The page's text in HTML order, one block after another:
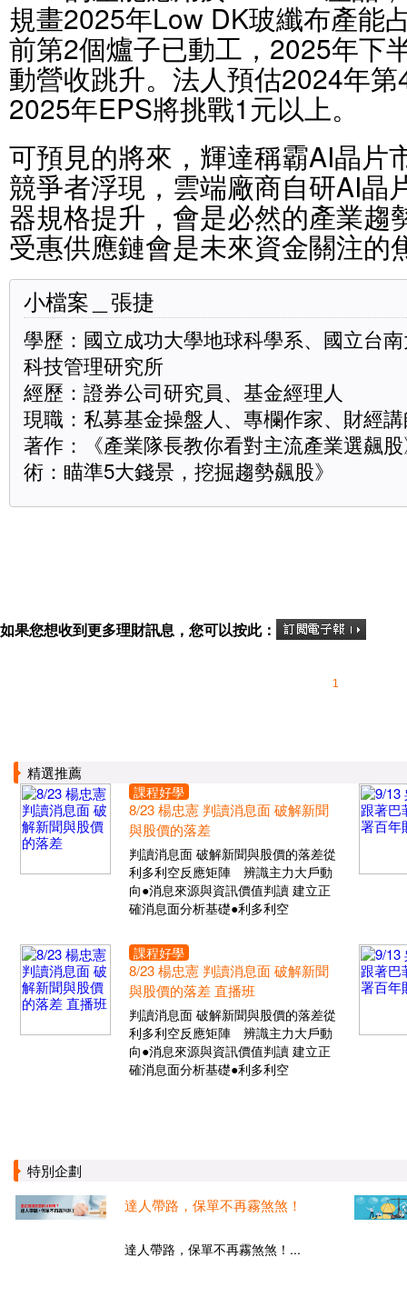
規畫2025年Low DK玻纖布產能
前第2個爐子已動工，2025年下
動營收跳升。法人預估2024年
2025年EPS將挑戰1元以上。
可預見的將來，輝達稱霸AI晶片
競爭者浮現，雲端廠商自研AI晶
器規格提升，會是必然的產業趨
受惠供應鏈會是未來資金關注的
小檔案＿張捷
學歷：國立成功大學地球科學系、國立台
科技管理研究所
經歷：證券公司研究員、基金經理人
現職：私募基金操盤人、專欄作家、財經
著作：《產業隊長教你看對主流產業選飆
術：瞄準5大錢景，挖掘趨勢飆股》
如果您想收到更多理財訊息，您可以按此：
1
精選推薦
課程好學
8/23 楊忠憲 判讀消息面 破解新聞
與股價的落差
判讀消息面 破解新聞與股價的落差從
利多利空反應矩陣 辨識主力大戶動
向●消息來源與資訊價值判讀 建立正
確消息面分析基礎●利多利空
課程好學
8/23 楊忠憲 判讀消息面 破解新聞
與股價的落差 直播班
判讀消息面 破解新聞與股價的落差從
利多利空反應矩陣 辨識主力大戶動
向●消息來源與資訊價值判讀 建立正
確消息面分析基礎●利多利空
特別企劃
達人帶路，保單不再霧煞煞！
達人帶路，保單不再霧煞煞！...